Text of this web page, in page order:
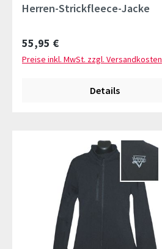
Herren-Strickfleece-Jacke
Regulärer Preis:
55,95 €
Preise inkl. MwSt. zzgl. Versandkosten
Details